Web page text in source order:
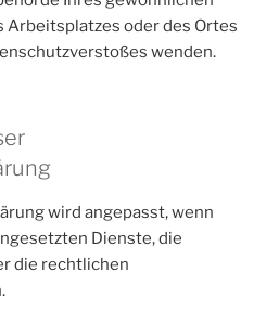
oder des Ortes
wenden.
wird angepasst, wenn
Dienste, die
die rechtlichen